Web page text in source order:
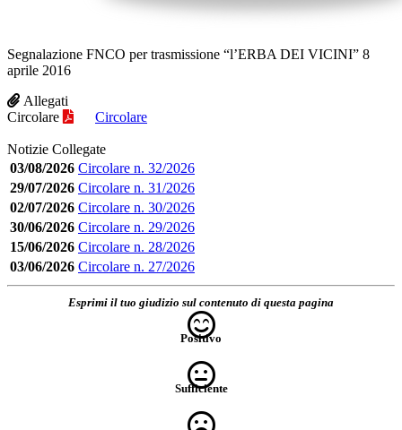
Segnalazione FNCO per trasmissione “l’ERBA DEI VICINI” 8
aprile 2016
Allegati
Circolare
Circolare
Notizie Collegate
03/08/2026 Circolare n. 32/2026
29/07/2026 Circolare n. 31/2026
02/07/2026 Circolare n. 30/2026
30/06/2026 Circolare n. 29/2026
15/06/2026 Circolare n. 28/2026
03/06/2026 Circolare n. 27/2026
Esprimi il tuo giudizio sul contenuto di questa pagina
Positivo
Sufficiente